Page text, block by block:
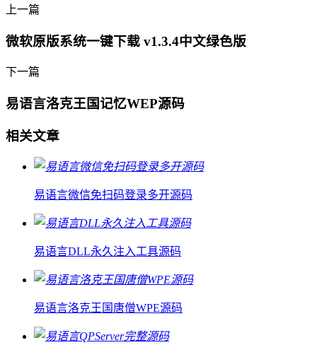
上一篇
微软原版系统一键下载 v1.3.4中文绿色版
下一篇
易语言洛克王国记忆WEP源码
相关文章
易语言微信免扫码登录多开源码
易语言DLL永久注入工具源码
易语言洛克王国唐僧WPE源码